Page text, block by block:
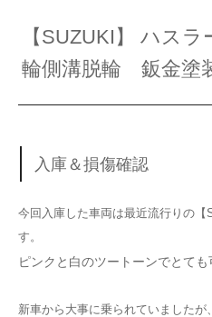
【SUZUKI】 ハス
輪側溝脱輪 鈑金塗
入庫＆損傷確認
今回入庫した車両は最近流行りの
す。
ピンクと白のツートーンでとても
新車から大事に乗られていましたが、